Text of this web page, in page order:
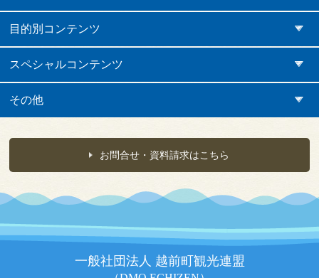
目的別コンテンツ
スペシャルコンテンツ
その他
お問合せ・資料請求はこちら
一般社団法人 越前町観光連盟